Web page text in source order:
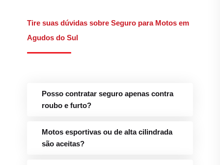
Tire suas dúvidas sobre Seguro para Motos em
Agudos do Sul
Posso contratar seguro apenas contra
roubo e furto?
Motos esportivas ou de alta cilindrada
são aceitas?